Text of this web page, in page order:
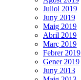
Juliol 2019
Juny 2019
Maig 2019
Abril 2019
Març 2019
Febrer 2019
Gener 2019
Juny 2013